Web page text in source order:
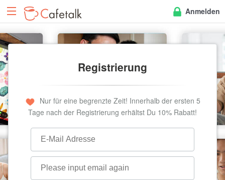
Anmelden
Registrierung
Nur für eine begrenzte Zeit! Innerhalb der ersten 5
Tage nach der Registrierung erhältst Du 10% Rabatt!